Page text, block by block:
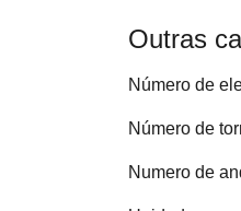
Outras
Número de
Número de
Numero de